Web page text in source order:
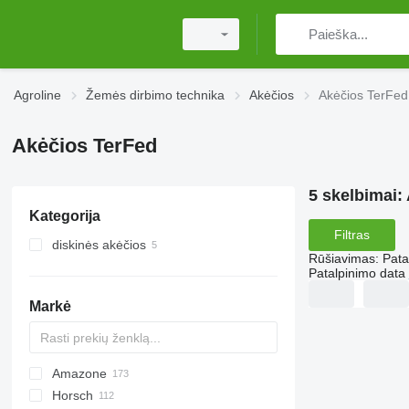
Agroline Žemės dirbimo technika Akėčios Akėčios TerFed
Akėčios TerFed
Kategorija
diskinės akėčios
Markė
Multivator
Disc-O-Mulch
Maximulch
Jaguar
AT30
BT
8
10
AGD
Amazone
Avant
Green Ray
1-Series
Swifter
AG
U-series
ROTANET
310
Disco
Powerchain
Chopstar
KSE
T series
UFO
GF
Super Maxx
Horsch
5 skelbimai:
Filtras
Rūšiavimas:
Patalpinimo data